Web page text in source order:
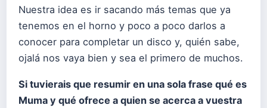
Nuestra idea es ir sacando más temas que ya
tenemos en el horno y poco a poco darlos a
conocer para completar un disco y, quién sabe,
ojalá nos vaya bien y sea el primero de muchos.
Si tuvierais que resumir en una sola frase qué es
Muma y qué ofrece a quien se acerca a vuestra